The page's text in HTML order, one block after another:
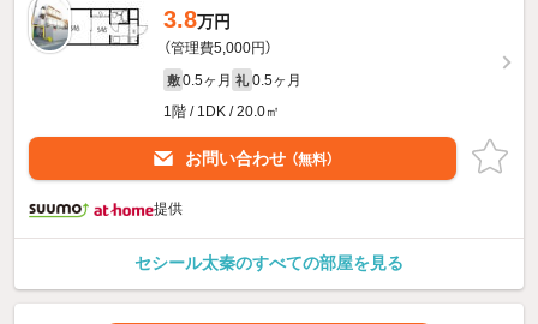
3.8万円
（管理費5,000円）
敷 0.5ヶ月 礼 0.5ヶ月
1階 / 1DK / 20.0㎡
お問い合わせ （無料）
提供
セシール太秦のすべての部屋を見る